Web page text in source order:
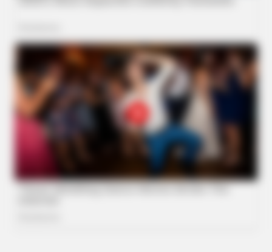
Scientist Finds Object In Ice—And Freezes In Fear!